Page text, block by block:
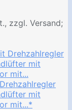
zzgl. Versand;
mit
mit...*